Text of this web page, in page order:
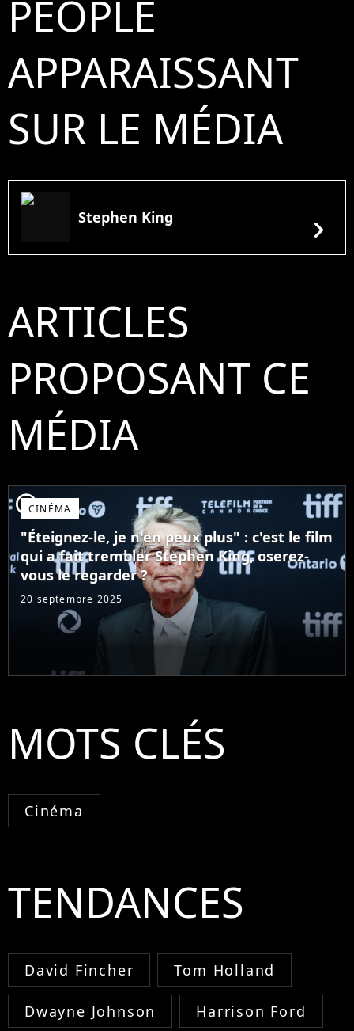
PEOPLE
APPARAISSANT
SUR LE MÉDIA
Stephen King chevron_right
ARTICLES
PROPOSANT CE
MÉDIA
player2CINÉMA
"Éteignez-le, je n'en peux plus" : c'est le film
qui a fait trembler Stephen King, oserez-
vous le regarder ?
20 septembre 2025
MOTS CLÉS
Cinéma
TENDANCES
David Fincher Tom Holland
Dwayne Johnson Harrison Ford